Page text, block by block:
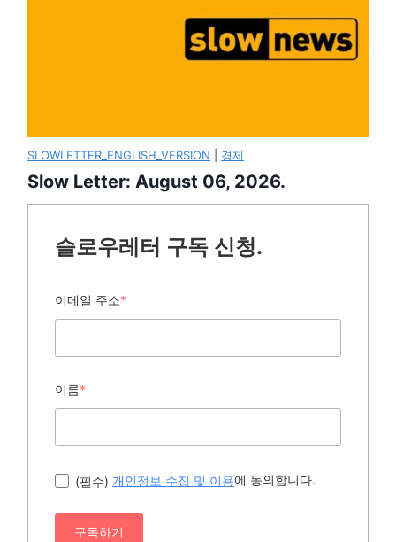
SLOWLETTER_ENGLISH_VERSION 경제
Slow Letter: August 06, 2026.
슬로우레터 구독 신청.
이메일 주소*
이름*
(필수) 개인정보 수집 및 이용에 동의합니다.
구독하기